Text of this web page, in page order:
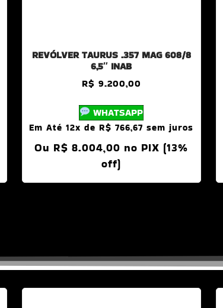
REVÓLVER TAURUS .357 MAG 608/8
6,5″ INAB
R$ 9.200,00
WHATSAPP
Em Até 12x deR$ 766,67 sem juros
Ou R$ 8.004,00 no PIX (13%
off)